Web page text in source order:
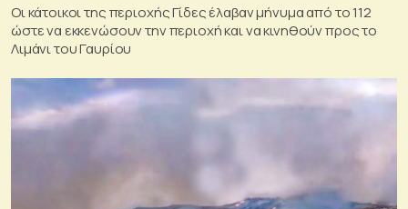
Οι κάτοικοι της περιοχής Γίδες έλαβαν μήνυμα από το 112
ώστε να εκκενώσουν την περιοχή και να κινηθούν προς το
Λιμάνι του Γαυρίου